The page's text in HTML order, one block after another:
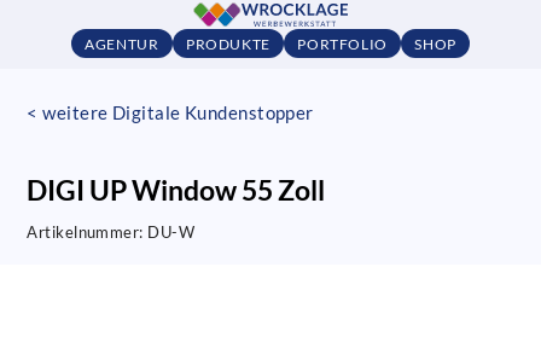
AGENTUR PRODUKTE PORTFOLIO SHOP
< weitere Digitale Kundenstopper
DIGI UP Window 55 Zoll
Artikelnummer: DU-W